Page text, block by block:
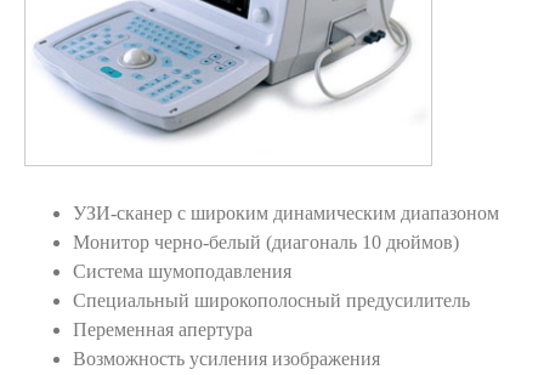
УЗИ-сканер с широким динамическим диапазоном
Монитор черно-белый (диагональ 10 дюймов)
Система шумоподавления
Специальный широкополосный предусилитель
Переменная апертура
Возможность усиления изображения